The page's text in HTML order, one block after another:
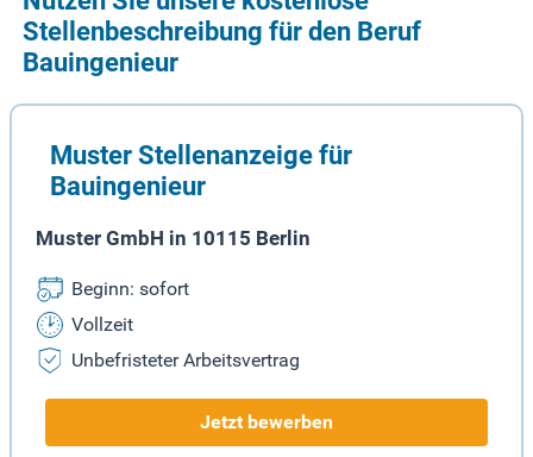
Stellenbeschreibung für den Beruf
Bauingenieur
Muster Stellenanzeige für
Bauingenieur
Muster GmbH in 10115 Berlin
Beginn: sofort
Vollzeit
Unbefristeter Arbeitsvertrag
Jetzt bewerben